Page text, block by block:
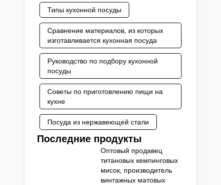
Типы кухонной посуды
Сравнение материалов, из которых
изготавливается кухонная посуда
Руководство по подбору кухонной
посуды
Советы по приготовлению пищи на
кухне
Посуда из нержавеющей стали
Последние продукты
Оптовый продавец
титановых кемпинговых
мисок, производитель
винтажных матовых